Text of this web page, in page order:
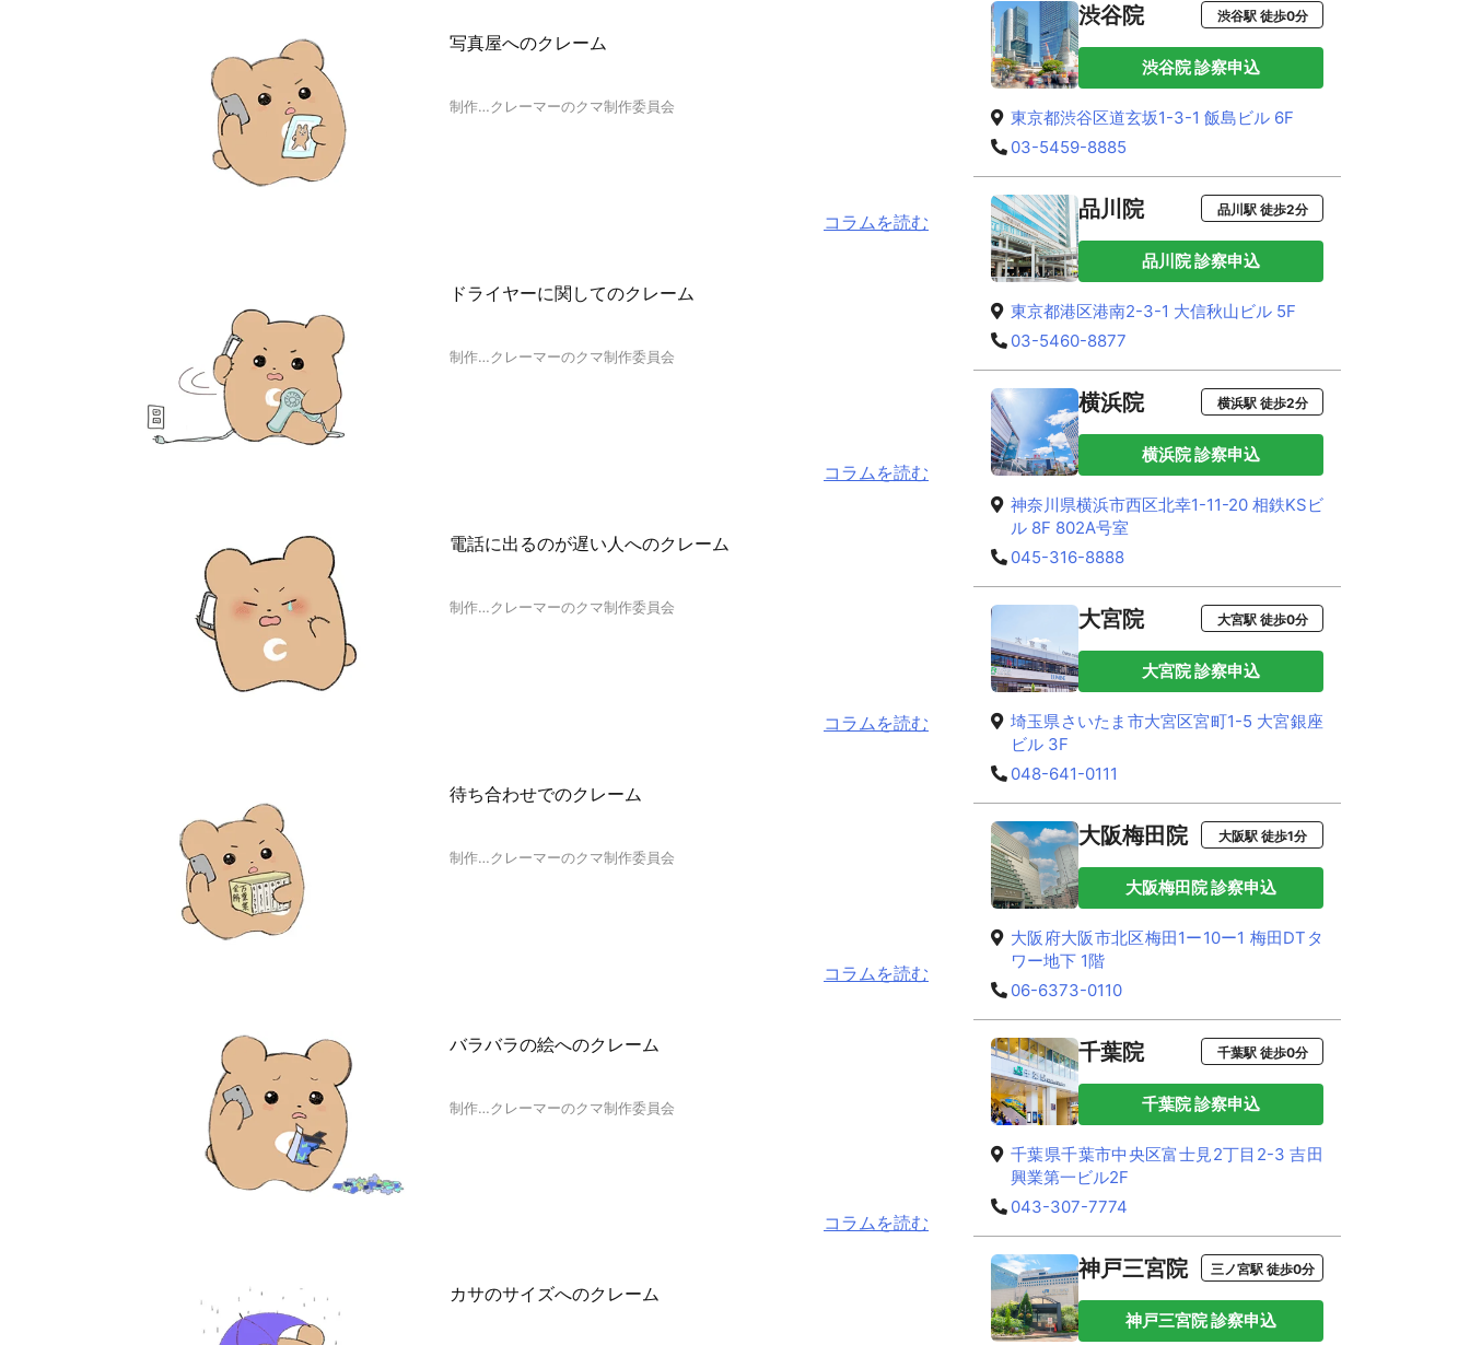
写真屋へのクレーム
制作…クレーマーのクマ制作委員会
コラムを読む
ドライヤーに関してのクレーム
制作…クレーマーのクマ制作委員会
コラムを読む
電話に出るのが遅い人へのクレーム
制作…クレーマーのクマ制作委員会
コラムを読む
待ち合わせでのクレーム
制作…クレーマーのクマ制作委員会
コラムを読む
バラバラの絵へのクレーム
制作…クレーマーのクマ制作委員会
コラムを読む
カサのサイズへのクレーム
渋谷院 渋谷駅 徒歩0分
渋谷院 診察申込
東京都渋谷区道玄坂1-3-1 飯島ビル 6F
03-5459-8885
品川院 品川駅 徒歩2分
品川院 診察申込
東京都港区港南2-3-1 大信秋山ビル 5F
03-5460-8877
横浜院 横浜駅 徒歩2分
横浜院 診察申込
神奈川県横浜市西区北幸1-11-20 相鉄KSビ
ル 8F 802A号室
045-316-8888
大宮院 大宮駅 徒歩0分
大宮院 診察申込
埼玉県さいたま市大宮区宮町1-5 大宮銀座
ビル 3F
048-641-0111
大阪梅田院 大阪駅 徒歩1分
大阪梅田院 診察申込
大阪府大阪市北区梅田1ー10ー1 梅田DTタ
ワー地下 1階
06-6373-0110
千葉院 千葉駅 徒歩0分
千葉院 診察申込
千葉県千葉市中央区富士見2丁目2-3 吉田
興業第一ビル2F
043-307-7774
神戸三宮院 三ノ宮駅 徒歩0分
神戸三宮院 診察申込